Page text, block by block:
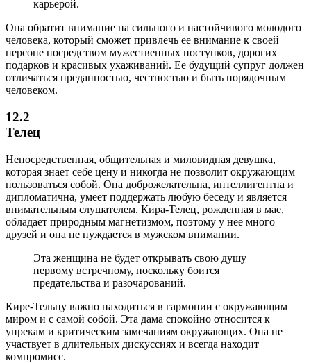
карьерой.
Она обратит внимание на сильного и настойчивого молодого
человека, который сможет привлечь ее внимание к своей
персоне посредством мужественных поступков, дорогих
подарков и красивых ухаживаний. Ее будущий супруг должен
отличаться преданностью, честностью и быть порядочным
человеком.
12.2
Телец
Непосредственная, общительная и миловидная девушка,
которая знает себе цену и никогда не позволит окружающим
пользоваться собой. Она доброжелательна, интеллигентна и
дипломатична, умеет поддержать любую беседу и является
внимательным слушателем. Кира-Телец, рожденная в мае,
обладает природным магнетизмом, поэтому у нее много
друзей и она не нуждается в мужском внимании.
Эта женщина не будет открывать свою душу
первому встречному, поскольку боится
предательства и разочарований.
Кире-Тельцу важно находиться в гармонии с окружающим
миром и с самой собой. Эта дама спокойно относится к
упрекам и критическим замечаниям окружающих. Она не
участвует в длительных дискуссиях и всегда находит
компромисс.